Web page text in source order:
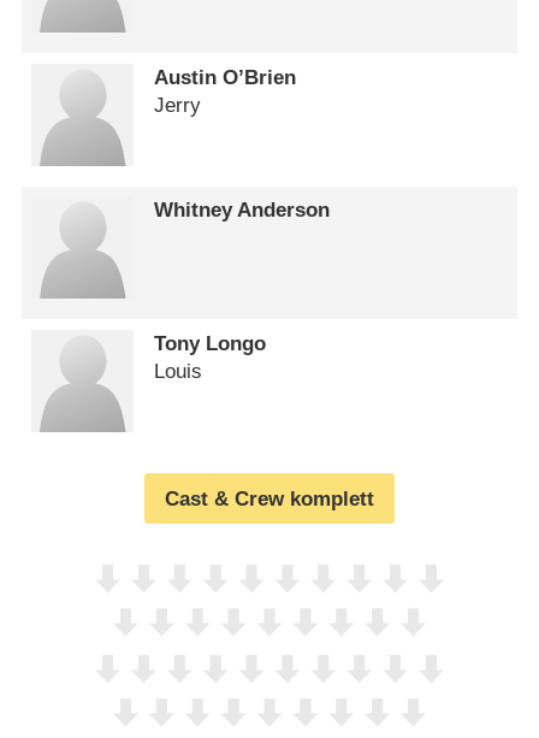
Austin O’Brien
Jerry
Whitney Anderson
Tony Longo
Louis
Cast & Crew komplett